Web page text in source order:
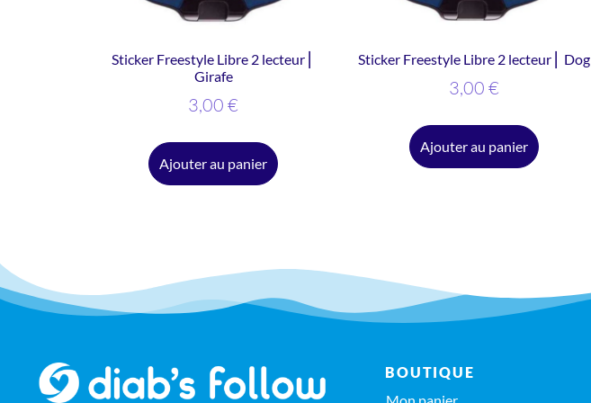
Sticker Freestyle Libre 2 lecteur ⎜
Girafe
3,00 €
Ajouter au panier
Sticker Freestyle Libre 2 lecteur ⎜ Dog
3,00 €
Ajouter au panier
BOUTIQUE